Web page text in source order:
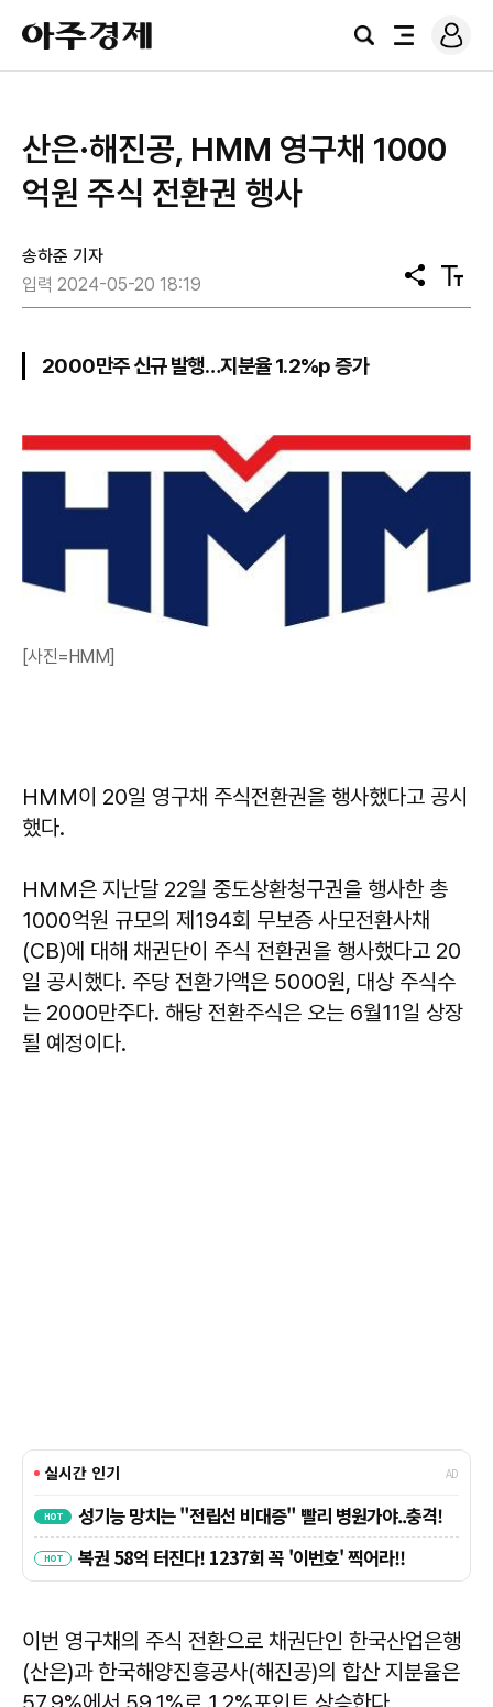
아
주
경
검
전
로
그
산은·해진공, HMM 영구채 1000
억원 주식 전환권 행사
송하준 기자
입력 2024-05-20 18:19
공
유
텍
스
2000만주 신규 발행…지분율 1.2%p 증가
[사진=HMM]
HMM이 20일 영구채 주식전환권을 행사했다고 공시
했다.
HMM은 지난달 22일 중도상환청구권을 행사한 총
1000억원 규모의 제194회 무보증 사모전환사채
(CB)에 대해 채권단이 주식 전환권을 행사했다고 20
일 공시했다. 주당 전환가액은 5000원, 대상 주식수
는 2000만주다. 해당 전환주식은 오는 6월11일 상장
될 예정이다.
이번 영구채의 주식 전환으로 채권단인 한국산업은행
(산은)과 한국해양진흥공사(해진공)의 합산 지분율은